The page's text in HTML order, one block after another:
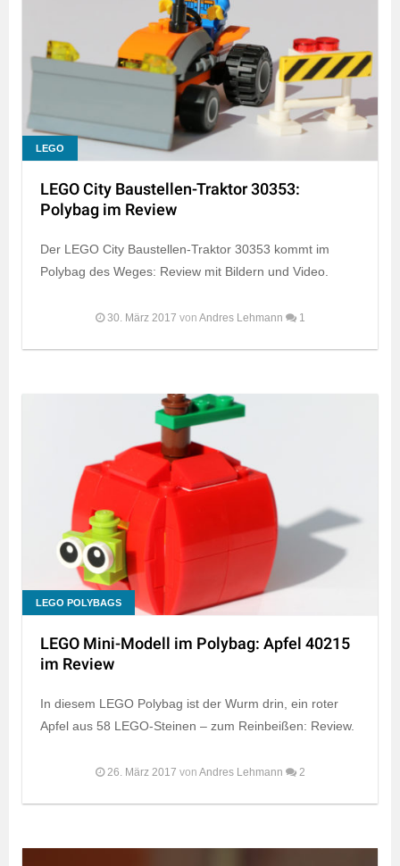
LEGO
LEGO City Baustellen-Traktor 30353:
Polybag im Review
Der LEGO City Baustellen-Traktor 30353 kommt im
Polybag des Weges: Review mit Bildern und Video.
30. März 2017 von Andres Lehmann 1
LEGO POLYBAGS
LEGO Mini-Modell im Polybag: Apfel 40215
im Review
In diesem LEGO Polybag ist der Wurm drin, ein roter
Apfel aus 58 LEGO-Steinen – zum Reinbeißen: Review.
26. März 2017 von Andres Lehmann 2